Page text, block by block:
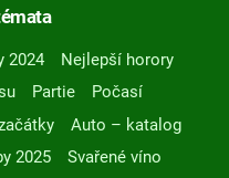
2024
Nejlepší horory
Partie
Počasí
Auto – katalog
2025
Svařené víno